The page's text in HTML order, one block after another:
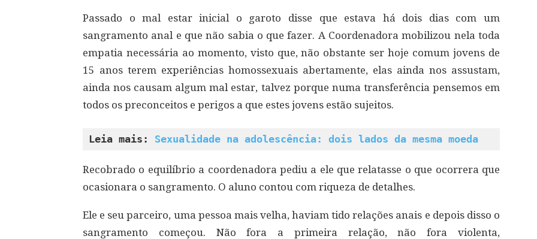
Passado o mal estar inicial o garoto disse que estava há dois dias com um
sangramento anal e que não sabia o que fazer. A Coordenadora mobilizou nela toda
empatia necessária ao momento, visto que, não obstante ser hoje comum jovens de
15 anos terem experiências homossexuais abertamente, elas ainda nos assustam,
ainda nos causam algum mal estar, talvez porque numa transferência pensemos em
todos os preconceitos e perigos a que estes jovens estão sujeitos.
Leia mais: Sexualidade na adolescência: dois lados da mesma moeda
Recobrado o equilíbrio a coordenadora pediu a ele que relatasse o que ocorrera que
ocasionara o sangramento. O aluno contou com riqueza de detalhes.
Ele e seu parceiro, uma pessoa mais velha, haviam tido relações anais e depois disso o
sangramento começou. Não fora a primeira relação, não fora violenta,